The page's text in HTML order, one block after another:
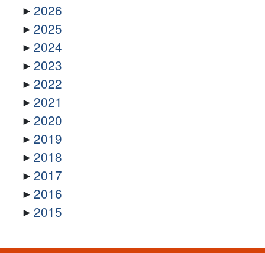
2026
2025
2024
2023
2022
2021
2020
2019
2018
2017
2016
2015